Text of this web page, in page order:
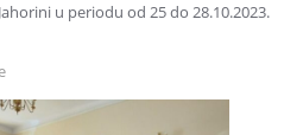
u periodu od 25 do 28.10.2023.